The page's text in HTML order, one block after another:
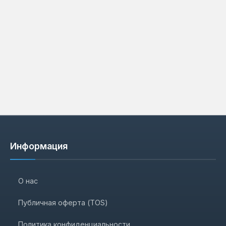
Информация
О нас
Публичная оферта (TOS)
Политика конфиденциальности